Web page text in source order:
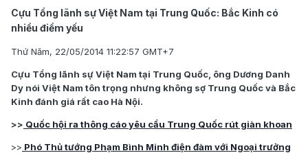
Cựu Tổng lãnh sự Việt Nam tại Trung Quốc: Bắc Kinh có
nhiều điểm yếu
Thứ Năm, 22/05/2014 11:22:57 GMT+7
Cựu Tổng lãnh sự Việt Nam tại Trung Quốc, ông Dương Danh
Dy nói Việt Nam tôn trọng nhưng không sợ Trung Quốc và Bắc
Kinh đánh giá rất cao Hà Nội.
>> Quốc hội ra thông cáo yêu cầu Trung Quốc rút giàn khoan
>> Phó Thủ tướng Phạm Bình Minh điện đàm với Ngoại trưởng